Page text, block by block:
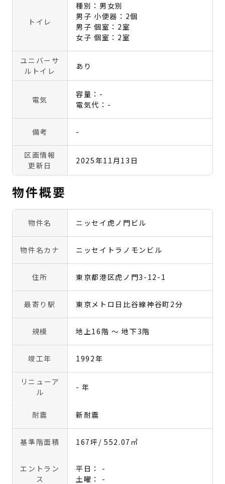
トイレ
種別：男女別
男子 小便器：2個
男子 個室：2室
女子 個室：2室
ユニバーサ
ルトイレ
あり
電気
容量：-
電気代：-
備考 -
区画情報
更新日
2025年11月13日
物件概要
物件名 ニッセイ虎ノ門ビル
物件名カナ ニッセイトラノモンビル
住所 東京都港区虎ノ門3-12-1
最寄り駅 東京メトロ日比谷線神谷町2分
規模 地上16階 〜 地下3階
竣工年 1992年
リニューア
ル
- 年
耐震 新耐震
基準階面積 167坪 / 552.07㎡
エントラン
ス
平日： -
土曜： -